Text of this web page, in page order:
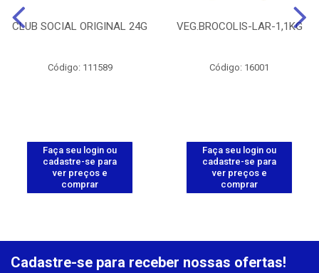
CLUB SOCIAL ORIGINAL 24G
Código: 111589
Faça seu login ou
cadastre-se para
ver preços e
comprar
VEG.BROCOLIS-LAR-1,1KG
Código: 16001
Faça seu login ou
cadastre-se para
ver preços e
comprar
Cadastre-se para receber nossas ofertas!